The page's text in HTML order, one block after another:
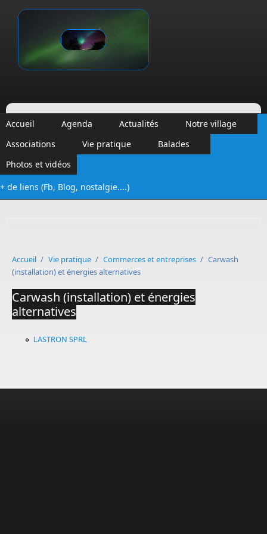
Vinalmont
Accueil Agenda Actualités
Notre village
Associations
Vie pratique
Balades
Photos et vidéos
+ de liens (Fb, Blog, nostalgie....)
Accueil / Vie pratique / Commerces et entreprises / Carwash
(installation) et énergies alternatives
Carwash (installation) et énergies
alternatives
LASTRON SPRL